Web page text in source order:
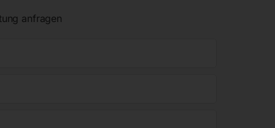
anfragen